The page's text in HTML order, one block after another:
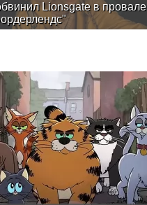
Lionsgate в провале